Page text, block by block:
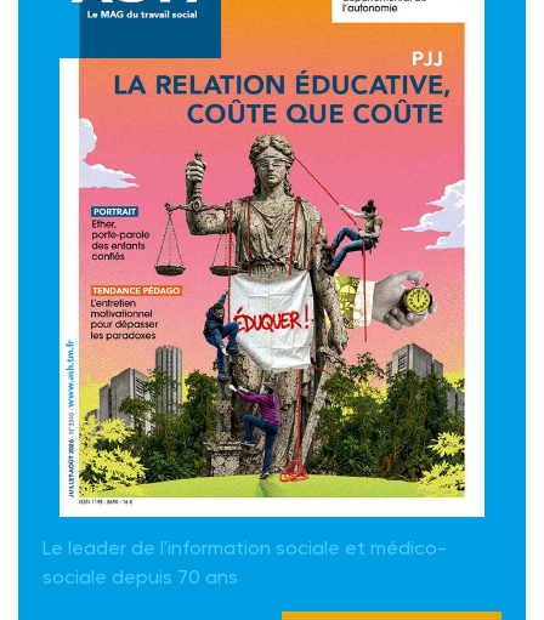
Le leader de l'information sociale et médico-
sociale depuis 70 ans